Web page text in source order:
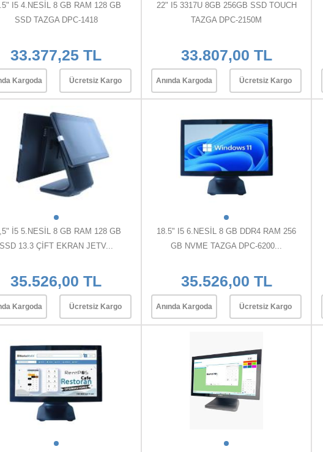
I5 4.NESİL 8 GB RAM 128 GB
SSD TAZGA DPC-1418
33.377,25 TL
Kargoda Ücretsiz Kargo
22" I5 3317U 8GB 256GB SSD TOUCH
TAZGA DPC-2150M
33.807,00 TL
Anında Kargoda Ücretsiz Kargo
İ5 5.NESİL 8 GB RAM 128 GB
SSD 13.3 ÇİFT EKRAN JETV...
35.526,00 TL
Kargoda Ücretsiz Kargo
18.5" I5 6.NESİL 8 GB DDR4 RAM 256
GB NVME TAZGA DPC-6200...
35.526,00 TL
Anında Kargoda Ücretsiz Kargo